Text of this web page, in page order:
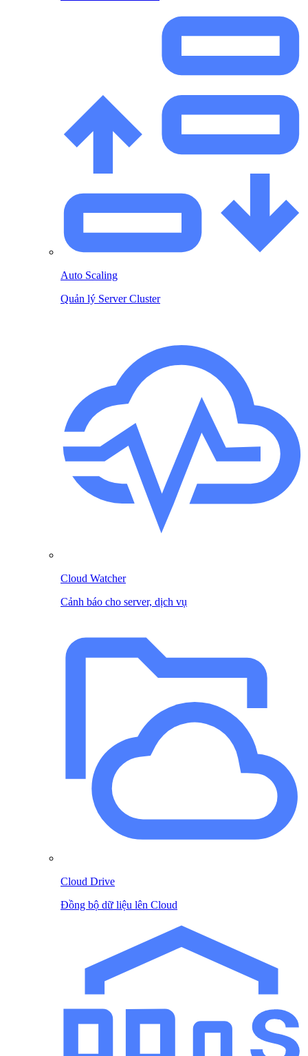
Auto Scaling
Quản lý Server Cluster
Cloud Watcher
Cảnh báo cho server, dịch vụ
Cloud Drive
Đồng bộ dữ liệu lên Cloud